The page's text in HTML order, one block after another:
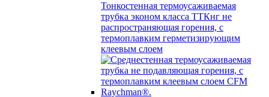
Тонкостенная термоусаживаемая
трубка эконом класса ТТКнг не
распространяющая горения, с
термоплавким герметизирующим
клеевым слоем